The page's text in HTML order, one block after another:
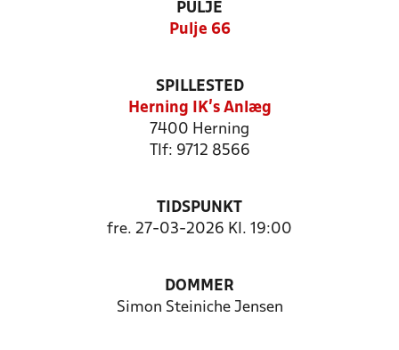
PULJE
Pulje 66
SPILLESTED
Herning IK's Anlæg
7400 Herning
Tlf: 9712 8566
TIDSPUNKT
fre. 27-03-2026 Kl. 19:00
DOMMER
Simon Steiniche Jensen